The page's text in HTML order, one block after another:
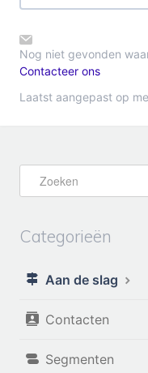
Nog niet gevonden
Contacteer ons
Laatst aangepast op
Categorieën
Aan de slag
Contacten
Segmenten